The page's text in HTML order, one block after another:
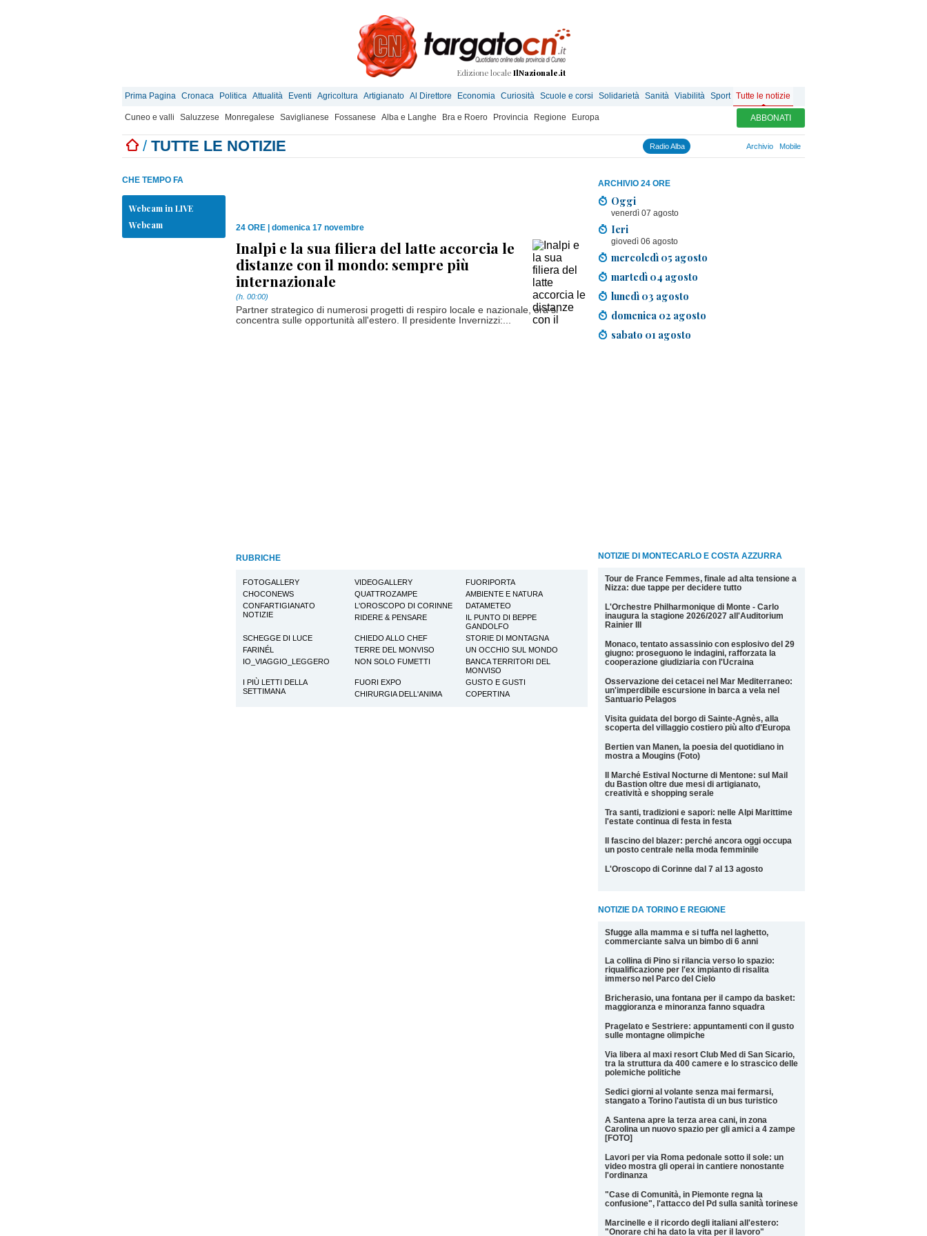
Edizione locale IlNazionale.it
Prima Pagina Cronaca Politica Attualità Eventi Agricoltura Artigianato Al Direttore Economia Curiosità Scuole e corsi Solidarietà Sanità Viabilità Sport Tutte le notizie
Cuneo e valli Saluzzese Monregalese Saviglianese Fossanese Alba e Langhe Bra e Roero Provincia Regione Europa ABBONATI
/ TUTTE LE NOTIZIE Radio Alba Archivio Mobile
ARCHIVIO 24 ORE
Oggi
venerdì 07 agosto
Ieri
giovedì 06 agosto
mercoledì 05 agosto
martedì 04 agosto
lunedì 03 agosto
domenica 02 agosto
sabato 01 agosto
NOTIZIE DI MONTECARLO E COSTA AZZURRA
Tour de France Femmes, finale ad alta tensione a
Nizza: due tappe per decidere tutto
L'Orchestre Philharmonique di Monte - Carlo
inaugura la stagione 2026/2027 all'Auditorium
Rainier III
Monaco, tentato assassinio con esplosivo del 29
giugno: proseguono le indagini, rafforzata la
cooperazione giudiziaria con l'Ucraina
Osservazione dei cetacei nel Mar Mediterraneo:
un'imperdibile escursione in barca a vela nel
Santuario Pelagos
Visita guidata del borgo di Sainte-Agnès, alla
scoperta del villaggio costiero più alto d'Europa
Bertien van Manen, la poesia del quotidiano in
mostra a Mougins (Foto)
Il Marché Estival Nocturne di Mentone: sul Mail
du Bastion oltre due mesi di artigianato,
creatività e shopping serale
Tra santi, tradizioni e sapori: nelle Alpi Marittime
l'estate continua di festa in festa
Il fascino del blazer: perché ancora oggi occupa
un posto centrale nella moda femminile
L'Oroscopo di Corinne dal 7 al 13 agosto
NOTIZIE DA TORINO E REGIONE
Sfugge alla mamma e si tuffa nel laghetto,
commerciante salva un bimbo di 6 anni
La collina di Pino si rilancia verso lo spazio:
riqualificazione per l'ex impianto di risalita
immerso nel Parco del Cielo
Bricherasio, una fontana per il campo da basket:
maggioranza e minoranza fanno squadra
Pragelato e Sestriere: appuntamenti con il gusto
sulle montagne olimpiche
Via libera al maxi resort Club Med di San Sicario,
tra la struttura da 400 camere e lo strascico delle
polemiche politiche
Sedici giorni al volante senza mai fermarsi,
stangato a Torino l'autista di un bus turistico
A Santena apre la terza area cani, in zona
Carolina un nuovo spazio per gli amici a 4 zampe
[FOTO]
Lavori per via Roma pedonale sotto il sole: un
video mostra gli operai in cantiere nonostante
l'ordinanza
"Case di Comunità, in Piemonte regna la
confusione", l'attacco del Pd sulla sanità torinese
Marcinelle e il ricordo degli italiani all'estero:
"Onorare chi ha dato la vita per il lavoro"
CHE TEMPO FA
Webcam in LIVE
Webcam
24 ORE domenica 17 novembre
Inalpi e la sua filiera del latte accorcia le
distanze con il mondo: sempre più
internazionale
(h. 00:00)
Partner strategico di numerosi progetti di respiro locale e nazionale, ora si
concentra sulle opportunità all'estero. Il presidente Invernizzi:...
RUBRICHE
FOTOGALLERY VIDEOGALLERY
FUORIPORTA
CHOCONEWS
QUATTROZAMPE
AMBIENTE E NATURA
CONFARTIGIANATO
NOTIZIE
L'OROSCOPO DI CORINNE
DATAMETEO
RIDERE & PENSARE
IL PUNTO DI BEPPE
GANDOLFO
SCHEGGE DI LUCE
CHIEDO ALLO CHEF
STORIE DI MONTAGNA
FARINÉL
TERRE DEL MONVISO
UN OCCHIO SUL MONDO
IO_VIAGGIO_LEGGERO
NON SOLO FUMETTI
BANCA TERRITORI DEL
MONVISO
I PIÙ LETTI DELLA
SETTIMANA
FUORI EXPO
GUSTO E GUSTI
CHIRURGIA DELL'ANIMA
COPERTINA